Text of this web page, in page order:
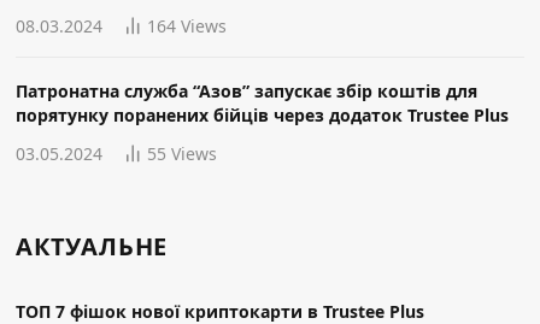
08.03.2024
164 Views
Патронатна служба “Азов” запускає збір коштів для
порятунку поранених бійців через додаток Trustee Plus
03.05.2024
55 Views
АКТУАЛЬНЕ
ТОП 7 фішок нової криптокарти в Trustee Plus